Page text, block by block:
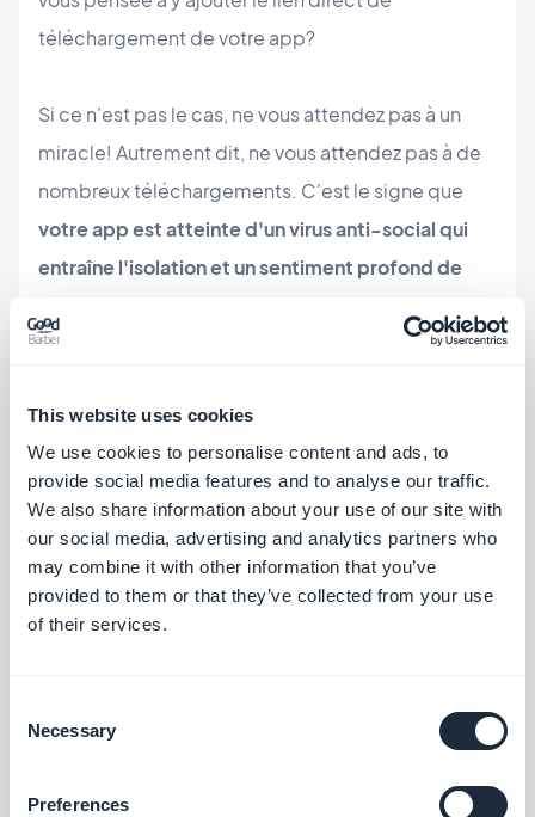
This website uses cookies
We use cookies to personalise content and ads, to
provide social media features and to analyse our traffic.
We also share information about your use of our site with
our social media, advertising and analytics partners who
may combine it with other information that you’ve
provided to them or that they’ve collected from your use
of their services.
Selection
Necessary
Preferences
téléchargement de votre app?
Si ce n'est pas le cas, ne vous attendez pas à un
miracle! Autrement dit, ne vous attendez pas à de
nombreux téléchargements. C'est le signe que
votre app est atteinte d'un virus anti-social qui
entraîne l'isolation et un sentiment profond de
motiver votre cible à télécharger votre app,
notamment via les réseaux sociaux! Assurez-vous
d'avoir connecté votre app aux
plateformes
sociales . Ainsi vos utilisateurs pourront partager
votre contenu et vous permettre d'attirer une
audience plus large pour votre app.
propos de votre app et la publier sur votre site. Vos
faire avec votre app à travers une jolie vidéo.